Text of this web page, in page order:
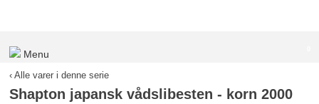
Menu
‹ Alle varer i denne serie
Shapton japansk vådslibesten - korn 2000